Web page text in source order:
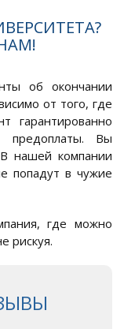
об окончании
от того, где
гарантированно
предоплаты. Вы
нашей компании
попадут в чужие
где можно
рискуя.